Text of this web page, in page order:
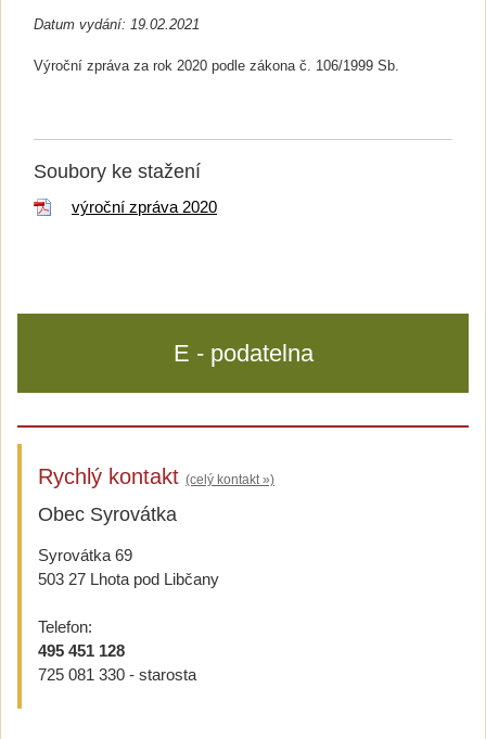
Datum vydání: 19.02.2021
Výroční zpráva za rok 2020 podle zákona č. 106/1999 Sb.
Soubory ke stažení
výroční zpráva 2020
E - podatelna
Rychlý kontakt (celý kontakt »)
Obec Syrovátka
Syrovátka 69
503 27 Lhota pod Libčany
Telefon:
495 451 128
725 081 330 - starosta